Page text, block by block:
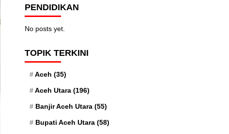
PENDIDIKAN
No posts yet.
TOPIK TERKINI
Aceh (35)
Aceh Utara (196)
Banjir Aceh Utara (55)
Bupati Aceh Utara (58)